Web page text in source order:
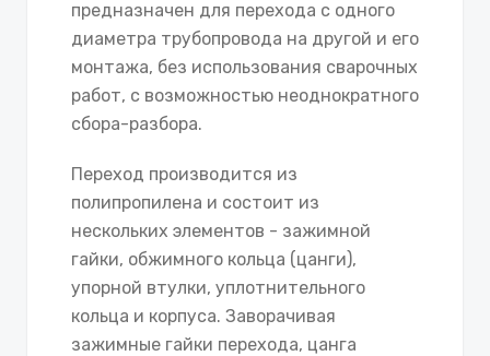
предназначен для перехода с одного
диаметра трубопровода на другой и его
монтажа, без использования сварочных
работ, с возможностью неоднократного
сбора-разбора.
Переход производится из
полипропилена и состоит из
нескольких элементов - зажимной
гайки, обжимного кольца (цанги),
упорной втулки, уплотнительного
кольца и корпуса. Заворачивая
зажимные гайки перехода, цанга